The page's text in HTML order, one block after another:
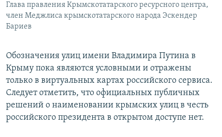
Глава правления Крымскотатарского ресурсного центра,
член Меджлиса крымскотатарского народа Эскендер
Бариев
Обозначения улиц имени Владимира Путина в
Крыму пока являются условными и отражены
только в виртуальных картах российского сервиса.
Следует отметить, что официальных публичных
решений о наименовании крымских улиц в честь
российского президента в открытом доступе нет.